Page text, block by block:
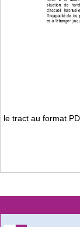
le tract au format